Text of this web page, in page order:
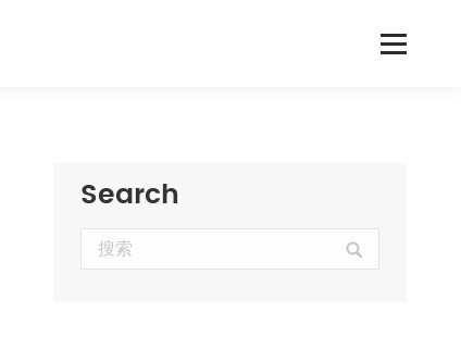
Search
Search: